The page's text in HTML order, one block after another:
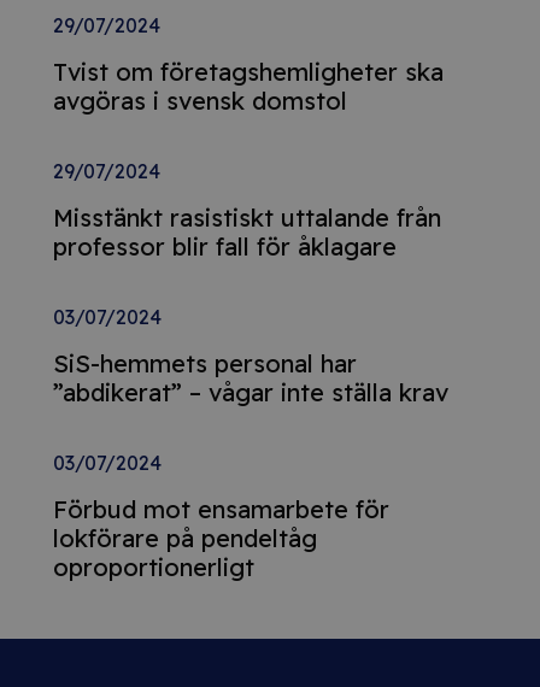
29/07/2024
Tvist om företagshemligheter ska
avgöras i svensk domstol
29/07/2024
Misstänkt rasistiskt uttalande från
professor blir fall för åklagare
03/07/2024
SiS-hemmets personal har
”abdikerat” – vågar inte ställa krav
03/07/2024
Förbud mot ensamarbete för
lokförare på pendeltåg
oproportionerligt